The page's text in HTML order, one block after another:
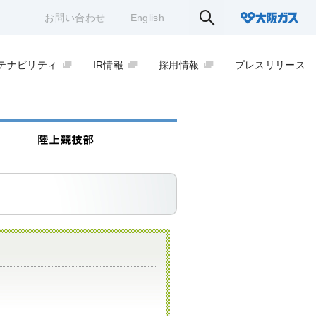
お問い合わせ English
ナビリティ IR情報 採用情報 プレスリリース